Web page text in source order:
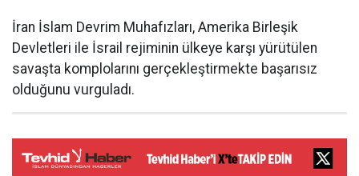
İran İslam Devrim Muhafızları, Amerika Birleşik
Devletleri ile İsrail rejiminin ülkeye karşı yürütülen
savaşta komplolarını gerçekleştirmekte başarısız
olduğunu vurguladı.